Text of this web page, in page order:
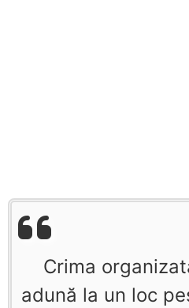
Crima
adună la un loc